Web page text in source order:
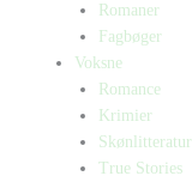
Romaner
Fagbøger
Voksne
Romance
Krimier
Skønlitteratur
True Stories